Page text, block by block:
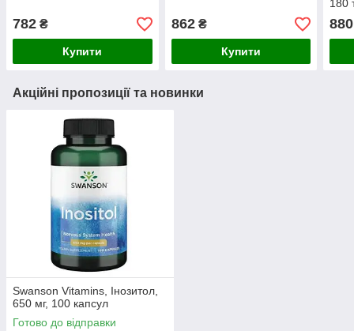
782 ₴
Купити
862₴
Купити
180
880
Акційні пропозиції та новинки
Swanson Vitamins, Інозитол,
650 мг, 100 капсул
Готово до відправки